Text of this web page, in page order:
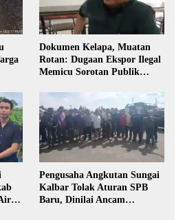
Dokumen Kelapa, Muatan
Rotan: Dugaan Ekspor Ilegal
Memicu Sorotan Publik
Pengusaha Angkutan Sungai
Kalbar Tolak Aturan SPB
Baru, Dinilai Ancam